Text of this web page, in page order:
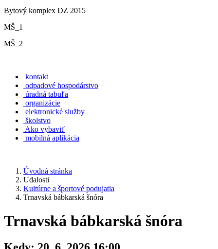
Bytový komplex DZ 2015
MŠ_1
MŠ_2
kontakt
odpadové hospodárstvo
úradná tabuľa
organizácie
elektronické služby
školstvo
Ako vybaviť
mobilná aplikácia
Úvodná stránka
Udalosti
Kultúrne a športové podujatia
Trnavská bábkarská šnóra
Trnavská bábkarská šnóra